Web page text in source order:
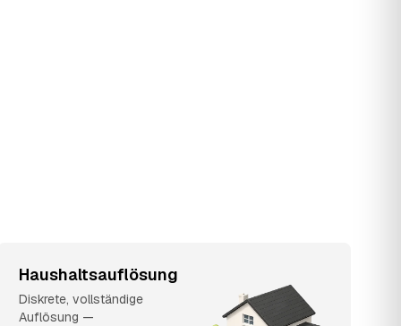
Haushaltsauflösung
Diskrete, vollständige
Auflösung —